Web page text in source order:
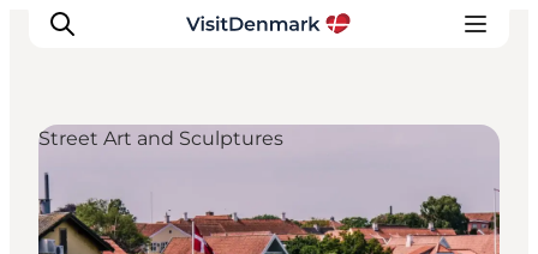
Inspirations
Destinations
Street Art and Sculptures